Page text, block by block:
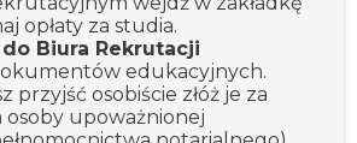
opłaty za studia.
Biura Rekrutacji
edukacyjnych.
przyjść osobiście złóż je za
upoważnionej